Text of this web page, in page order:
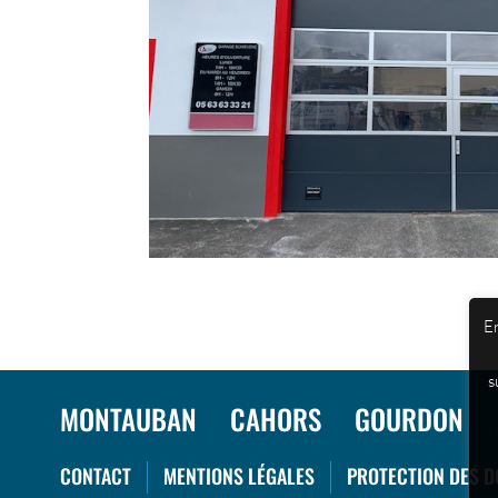
MONTAUBAN CAHORS GOURDON
CONTACT MENTIONS LÉGALES PROTECTION DES